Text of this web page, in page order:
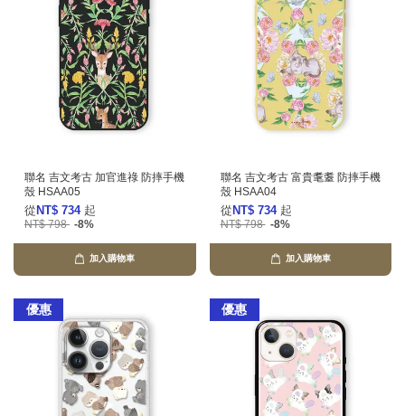
聯名 吉文考古 加官進祿 防摔手機
殼 HSAA05
從 NT$ 734 起
NT$ 798 -8%
加入購物車
聯名 吉文考古 富貴耄耋 防摔手機
殼 HSAA04
從 NT$ 734 起
NT$ 798 -8%
加入購物車
優惠 優惠